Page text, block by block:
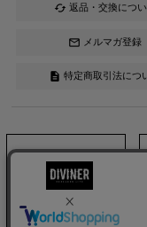
cached 返品・交換につ
mail_outline メルマガ登録
description 特定商取引法につ
Instagram